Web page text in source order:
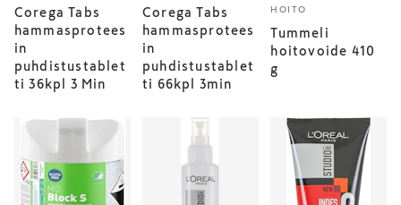
Corega Tabs
hammasprotees
in
puhdistustablet
ti 36kpl 3 Min
Corega Tabs
hammasprotees
in
puhdistustablet
ti 66kpl 3min
HOITO
Tummeli
hoitovoide 410
g